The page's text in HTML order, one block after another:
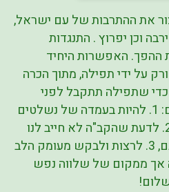
את ההתרבות של עם ישראל,
וכן יפרוץ . התנגדות
ההפך. האפשרות היחיד
על ידי תפילה, מתוך הכרה
שתפילה תתקבל לפני
המקום צריכים כמה תנאים: 1. להיות בעמדה של נשלטים
ביד הבורא ולא שולטים , 2. לדעת שהקב"ה לא חייב לנו
כלום והכל בגדר מתנת חינם, 3. לרצות ולבקש מעומק הלב
אך ממקום של שלווה נפש